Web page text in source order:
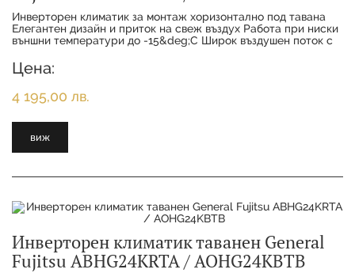
Инверторен климатик за монтаж хоризонтално под тавана
Елегантен дизайн и приток на свеж въздух Работа при ниски
външни температури до -15&deg;C Широк въздушен поток с
Цена:
4 195,00 лв.
виж
Инверторен климатик таванен General
Fujitsu ABHG24KRTA / AOHG24KBTB